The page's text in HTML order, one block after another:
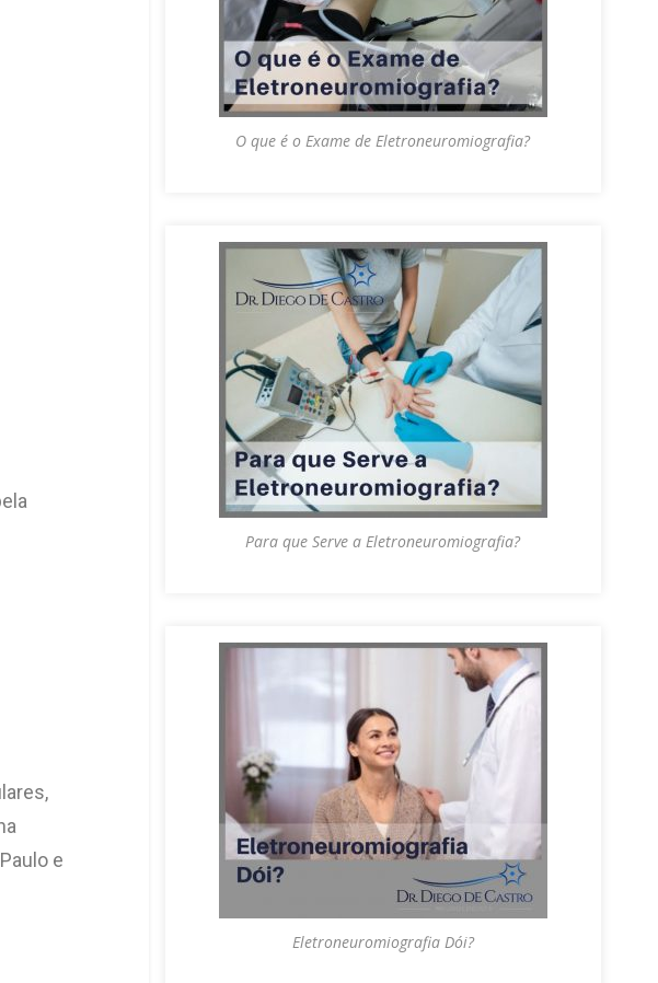
e
O que é o Exame de Eletroneuromiografia?
Para que Serve a Eletroneuromiografia?
Eletroneuromiografia Dói?